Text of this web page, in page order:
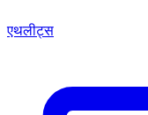
एथलीट्स